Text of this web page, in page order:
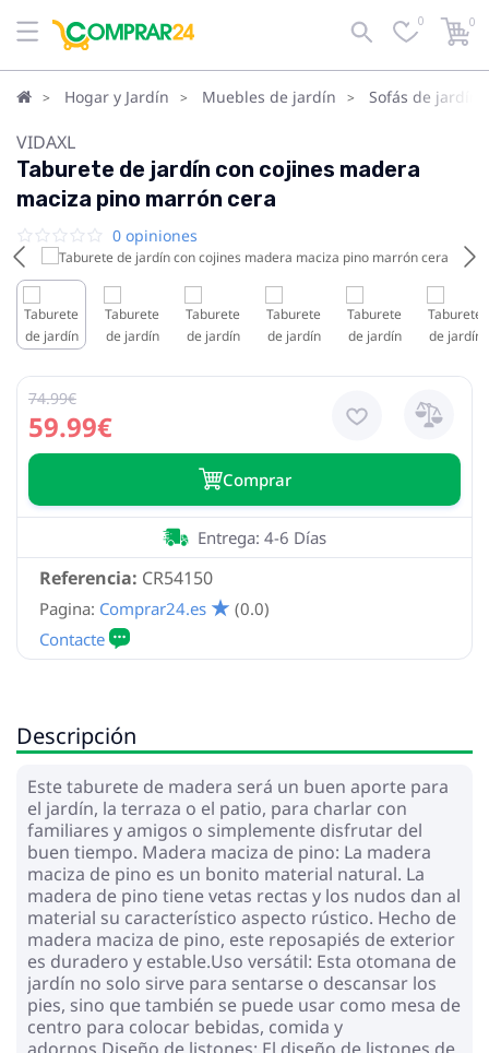
0 0
Hogar y Jardín Muebles de jardín Sofás de jardín
VIDAXL
Taburete de jardín con cojines madera
maciza pino marrón cera
0 opiniones
59.99€
74.99€
Сomprar
Referencia: CR54150
Entrega: 4-6 Días
Pagina: Comprar24.es (0.0)
Descripción
Este taburete de madera será un buen aporte para
el jardín, la terraza o el patio, para charlar con
familiares y amigos o simplemente disfrutar del
buen tiempo. Madera maciza de pino: La madera
maciza de pino es un bonito material natural. La
madera de pino tiene vetas rectas y los nudos dan al
material su característico aspecto rústico. Hecho de
madera maciza de pino, este reposapiés de exterior
es duradero y estable.Uso versátil: Esta otomana de
jardín no solo sirve para sentarse o descansar los
pies, sino que también se puede usar como mesa de
centro para colocar bebidas, comida y